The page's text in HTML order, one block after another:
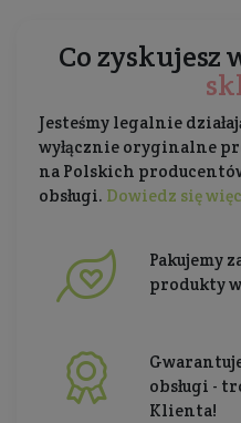
Co zyskujesz
Jesteśmy legalnie
wyłącznie oryginalne
na Polskich
obsługi. Dowiedz się
Pakujemy
produkty
obsługi -
Klienta!